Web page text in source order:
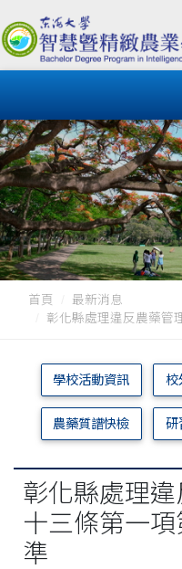
首頁
最新消息
彰化縣處理違反農藥管
學校活動資訊 校
農藥質譜快檢 研
彰化縣處理
十三條第一
準